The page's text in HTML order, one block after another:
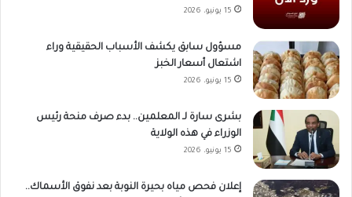
15 يونيو، 2026
مسؤول سابق يكشف الأسباب الحقيقية وراء
اشتعال أسعار الخبز
15 يونيو، 2026
بشرى سارة لـ المعلمين.. بدء صرف منحة رئيس
الوزراء في هذه الولاية
15 يونيو، 2026
إعلان فحص مياه بحيرة النوبة بعد نفوق الأسماك..